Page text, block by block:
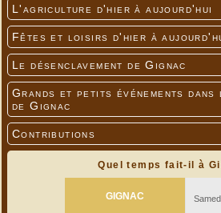
L'agriculture d'hier à aujourd'hui
Fêtes et loisirs d'hier à
Le désenclavement de Gignac
Grands et petits événements
de Gignac
Contributions
Quel temps fait-il à